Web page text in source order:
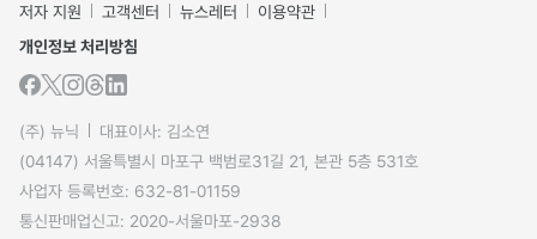
저자 지원 고객센터 뉴스레터
이용약관
개인정보 처리방침
(주) 뉴닉
대표이사: 김소연
(04147) 서울특별시 마포구 백범로31길 21, 본관 5층 531호
사업자 등록번호: 632-81-01159
통신판매업신고: 2020-서울마포-2938